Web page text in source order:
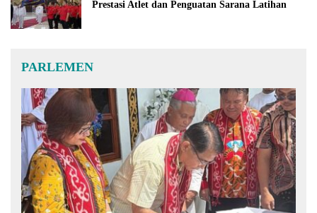
Prestasi Atlet dan Penguatan Sarana Latihan
PARLEMEN